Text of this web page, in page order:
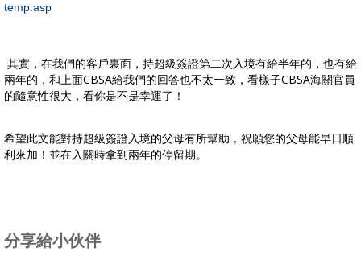
temp.asp
其實，在我們的客戶裏面，持超級簽證第二次入境有給半年的，也有給
兩年的，和上面CBSA給我們的回答也不太一致，看樣子CBSA海關官員
的隨意性很大，看你是不是幸運了！
希望此文能對持超級簽證入境的父母有所幫助，祝願您的父母能早日順
利來加！並在入關時拿到兩年的停留期。
分享給小伙伴